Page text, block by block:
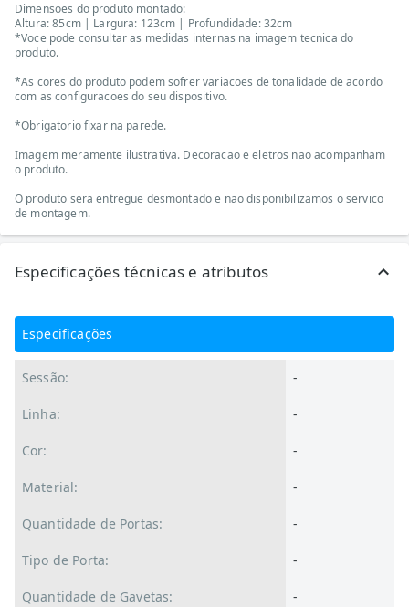
Dimensoes do produto montado:
Altura: 85cm | Largura: 123cm | Profundidade: 32cm
*Voce pode consultar as medidas internas na imagem tecnica do
produto.
*As cores do produto podem sofrer variacoes de tonalidade de acordo
com as configuracoes do seu dispositivo.
*Obrigatorio fixar na parede.
Imagem meramente ilustrativa. Decoracao e eletros nao acompanham
o produto.
O produto sera entregue desmontado e nao disponibilizamos o servico
de montagem.
Especificações técnicas e atributos
Especificações
Sessão: -
Linha: -
Cor: -
Material: -
Quantidade de Portas: -
Tipo de Porta: -
Quantidade de Gavetas: -